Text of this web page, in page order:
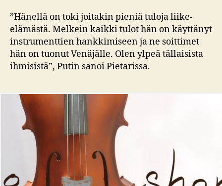
”Hänellä on toki joitakin pieniä tuloja liike-
elämästä. Melkein kaikki tulot hän on käyttänyt
instrumenttien hankkimiseen ja ne soittimet
hän on tuonut Venäjälle. Olen ylpeä tällaisista
ihmisistä”, Putin sanoi Pietarissa.